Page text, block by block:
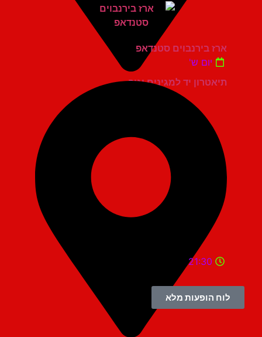
תיאטרון יד למגינים יגור
ארז בירנבוים סטנדאפ
יום ש'
21:30
לוח הופעות מלא